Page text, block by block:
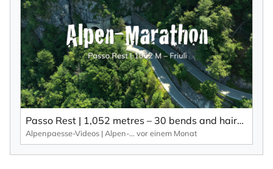
Passo Rest | 1,052 metres – 30 bends and hairpin bends and a narrow road characterise this Alpine pass.
Alpenpaesse-Videos | Alpen-Marathon vor einem Monat